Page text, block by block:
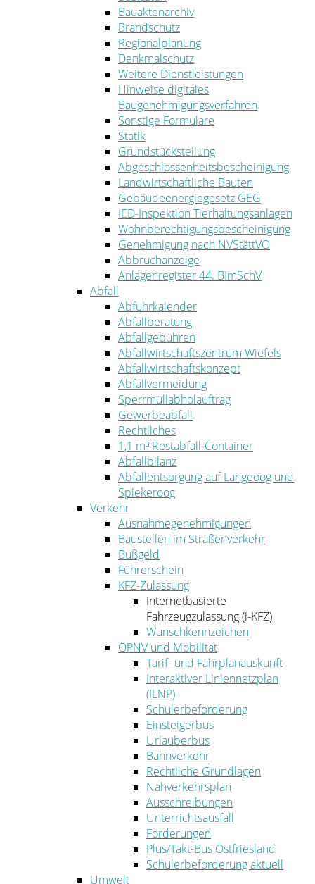
Bauaktenarchiv
Brandschutz
Regionalplanung
Denkmalschutz
Weitere Dienstleistungen
Hinweise digitales
Baugenehmigungsverfahren
Sonstige Formulare
Statik
Grundstücksteilung
Abgeschlossenheitsbescheinigung
Landwirtschaftliche Bauten
Gebäudeenergiegesetz GEG
IED-Inspektion Tierhaltungsanlagen
Wohnberechtigungsbescheinigung
Genehmigung nach NVStättVO
Abbruchanzeige
Anlagenregister 44. BImSchV
Abfall
Abfuhrkalender
Abfallberatung
Abfallgebühren
Abfallwirtschaftszentrum Wiefels
Abfallwirtschaftskonzept
Abfallvermeidung
Sperrmüllabholauftrag
Gewerbeabfall
Rechtliches
1,1 m³ Restabfall-Container
Abfallbilanz
Abfallentsorgung auf Langeoog und
Spiekeroog
Verkehr
Ausnahmegenehmigungen
Baustellen im Straßenverkehr
Bußgeld
Führerschein
KFZ-Zulassung
Internetbasierte
Fahrzeugzulassung (i-KFZ)
Wunschkennzeichen
ÖPNV und Mobilität
Tarif- und Fahrplanauskunft
Interaktiver Liniennetzplan
(ILNP)
Schülerbeförderung
Einsteigerbus
Urlauberbus
Bahnverkehr
Rechtliche Grundlagen
Nahverkehrsplan
Ausschreibungen
Unterrichtsausfall
Förderungen
Plus/Takt-Bus Ostfriesland
Schülerbeförderung aktuell
Umwelt